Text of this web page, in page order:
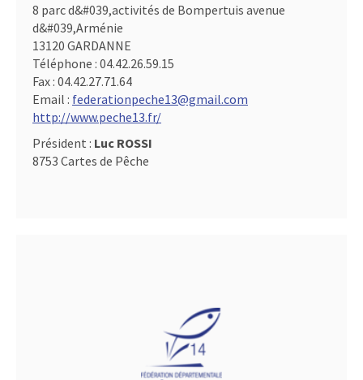
8 parc d&#039,activités de Bompertuis avenue
d&#039,Arménie
13120 GARDANNE
Téléphone : 04.42.26.59.15
Fax : 04.42.27.71.64
Email : federationpeche13@gmail.com
http://www.peche13.fr/
Président : Luc ROSSI
8753 Cartes de Pêche